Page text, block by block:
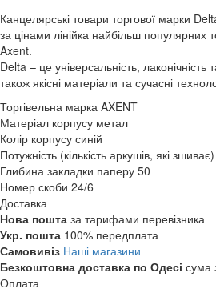
Канцелярські товари торгової марки
за цінами лінійка найбільш популярних
Axent.
Delta – це універсальність,
також якісні матеріали та сучасні
Торгівельна марка AXENT
Матеріал корпусу метал
Колір корпусу синій
Потужність (кількість аркушів, які зшиває)
Глибина закладки паперу 50
Номер скоби 24/6
Доставка
Нова пошта за тарифами перевізника
Укр. пошта 100% передплата
Самовивіз Наші магазини
Безкоштовна доставка по Одесі сума
Оплата